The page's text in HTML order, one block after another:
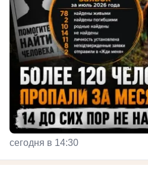
сегодня в 14:30